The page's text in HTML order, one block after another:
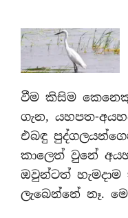
වීම කිසිම
ගැන, යහපත-
එබඳු
කාලෙත් වුනේ
ඔවුන්ටත්
ලැබෙන්නේ නෑ.